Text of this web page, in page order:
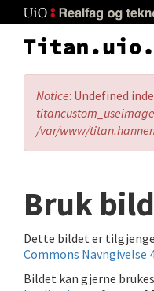
to
main
Error
message
Notice: Undefined
/var/www/
Bruk
Dette bildet er
Commons Navngivelse
Bildet kan gjerne